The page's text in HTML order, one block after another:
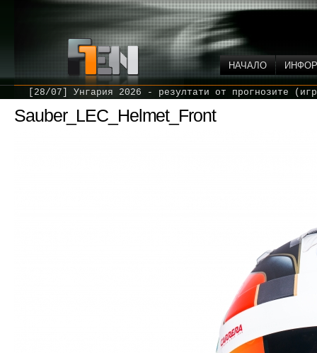
НАЧАЛО
[28/07] Унгария 2026 - резултати от прогнозите
Sauber_LEC_Helmet_Front